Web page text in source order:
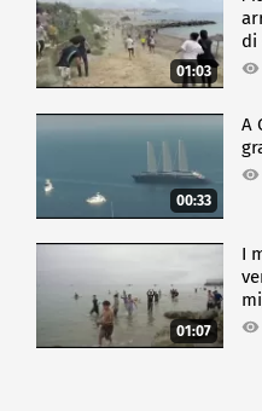
01:03
di
00:33
A
01:07
I